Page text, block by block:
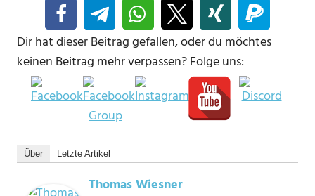
Dir hat dieser Beitrag gefallen, oder du möchtes
keinen Beitrag mehr verpassen? Folge uns:
Über Letzte Artikel
Thomas Wiesner